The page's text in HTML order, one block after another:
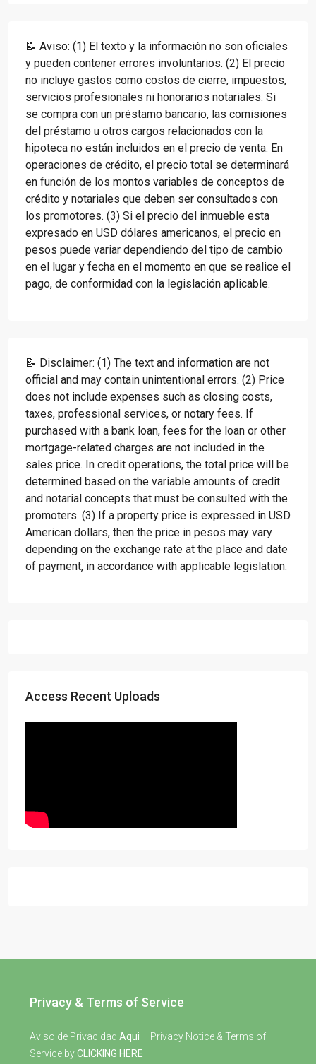
📝 Aviso: (1) El texto y la información no son oficiales
y pueden contener errores involuntarios. (2) El precio
no incluye gastos como costos de cierre, impuestos,
servicios profesionales ni honorarios notariales. Si
se compra con un préstamo bancario, las comisiones
del préstamo u otros cargos relacionados con la
hipoteca no están incluidos en el precio de venta. En
operaciones de crédito, el precio total se determinará
en función de los montos variables de conceptos de
crédito y notariales que deben ser consultados con
los promotores. (3) Si el precio del inmueble esta
expresado en USD dólares americanos, el precio en
pesos puede variar dependiendo del tipo de cambio
en el lugar y fecha en el momento en que se realice el
pago, de conformidad con la legislación aplicable.
📝 Disclaimer: (1) The text and information are not
official and may contain unintentional errors. (2) Price
does not include expenses such as closing costs,
taxes, professional services, or notary fees. If
purchased with a bank loan, fees for the loan or other
mortgage-related charges are not included in the
sales price. In credit operations, the total price will be
determined based on the variable amounts of credit
and notarial concepts that must be consulted with the
promoters. (3) If a property price is expressed in USD
American dollars, then the price in pesos may vary
depending on the exchange rate at the place and date
of payment, in accordance with applicable legislation.
Access Recent Uploads
Privacy & Terms of Service
Aviso de Privacidad Aqui – Privacy Notice & Terms of
Service byCLICKING HERE